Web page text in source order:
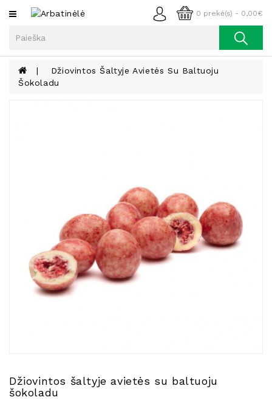
0 prekė(s) - 0,00€
Kategorijos
Kava
Gurmanams
Natūralios
Žvakės
Kosmetika
Džiovintos Šaltyje Avietės Su Baltuoju
Šokoladu
Džiovintos šaltyje avietės su baltuoju
šokoladu